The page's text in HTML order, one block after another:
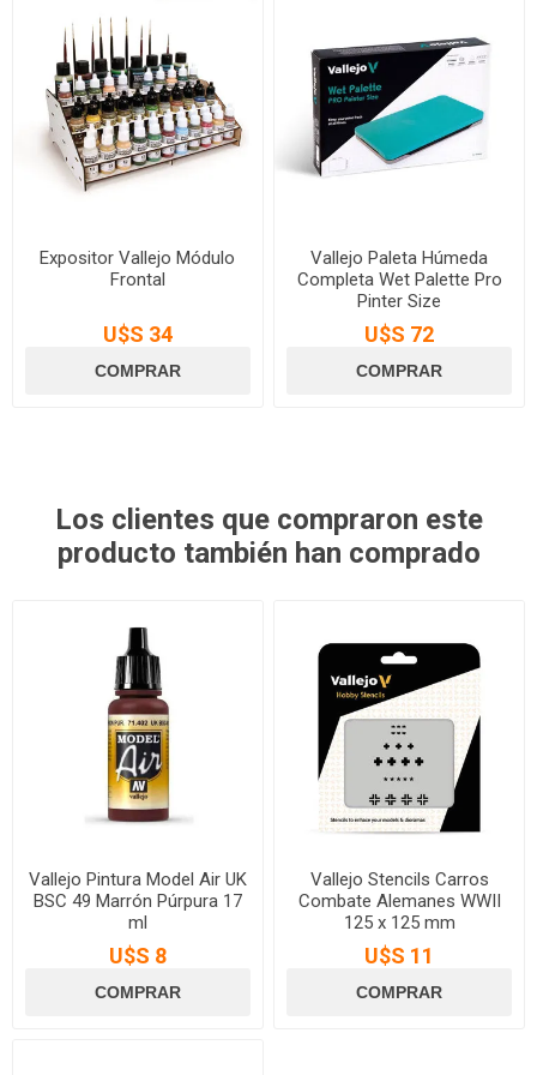
Expositor Vallejo Módulo
Frontal
U$S 34
Vallejo Paleta Húmeda
Completa Wet Palette Pro
Pinter Size
U$S 72
Los clientes que compraron este
producto también han comprado
Vallejo Pintura Model Air UK
BSC 49 Marrón Púrpura 17
ml
U$S 8
Vallejo Stencils Carros
Combate Alemanes WWII
125 x 125 mm
U$S 11